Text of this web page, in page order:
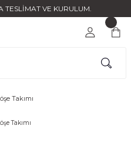
TESLİMAT VE KURULUM.
Takımı